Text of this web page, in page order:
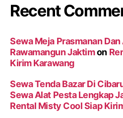
Recent
Sewa Meja Prasmanan
Rawamangun Jaktimon
Kirim Karawang
Sewa Tenda Bazar Di
Sewa Alat Pesta Lengkap
Rental Misty Cool Siap